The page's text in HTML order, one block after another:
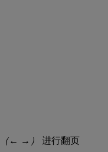
（← →） 进行翻页